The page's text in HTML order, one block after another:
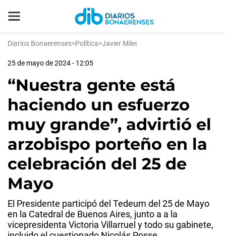
Diarios Bonaerenses>Política>Javier Milei
25 de mayo de 2024 - 12:05
“Nuestra gente está
haciendo un esfuerzo
muy grande”, advirtió el
arzobispo porteño en la
celebración del 25 de
Mayo
El Presidente participó del Tedeum del 25 de Mayo
en la Catedral de Buenos Aires, junto a a la
vicepresidenta Victoria Villarruel y todo su gabinete,